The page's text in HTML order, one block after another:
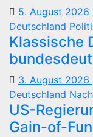
5. August 2026
Deutschland
Klassische
3. August 2026
Deutschland
US-
Gain-of-